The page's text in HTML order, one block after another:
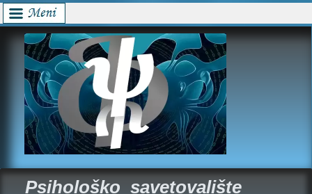
Psihološko savetovalište